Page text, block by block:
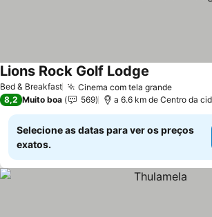
Bed & Breakfast Cinema com tela grande
Lions Rock Golf Lodge
8,2 Muito boa 569 a 6.6 km de Centro da
Selecione as datas para ver os preços
exatos.